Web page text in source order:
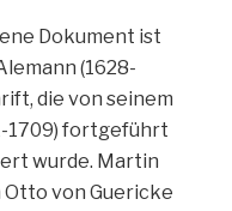
Dokument ist
(1628-
die von seinem
1709) fortgeführt
wurde. Martin
Otto von Guericke